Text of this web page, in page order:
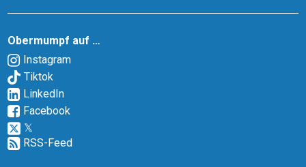
Obermumpf auf …
Instagram
Tiktok
LinkedIn
Facebook
𝕏
RSS-Feed